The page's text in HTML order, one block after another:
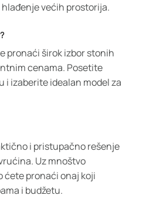
većih prostorija.
pronaći širok izbor stonih
cenama. Posetite
i izaberite idealan model za
i pristupačno rešenje
Uz mnoštvo
ćete pronaći onaj koji
i budžetu.